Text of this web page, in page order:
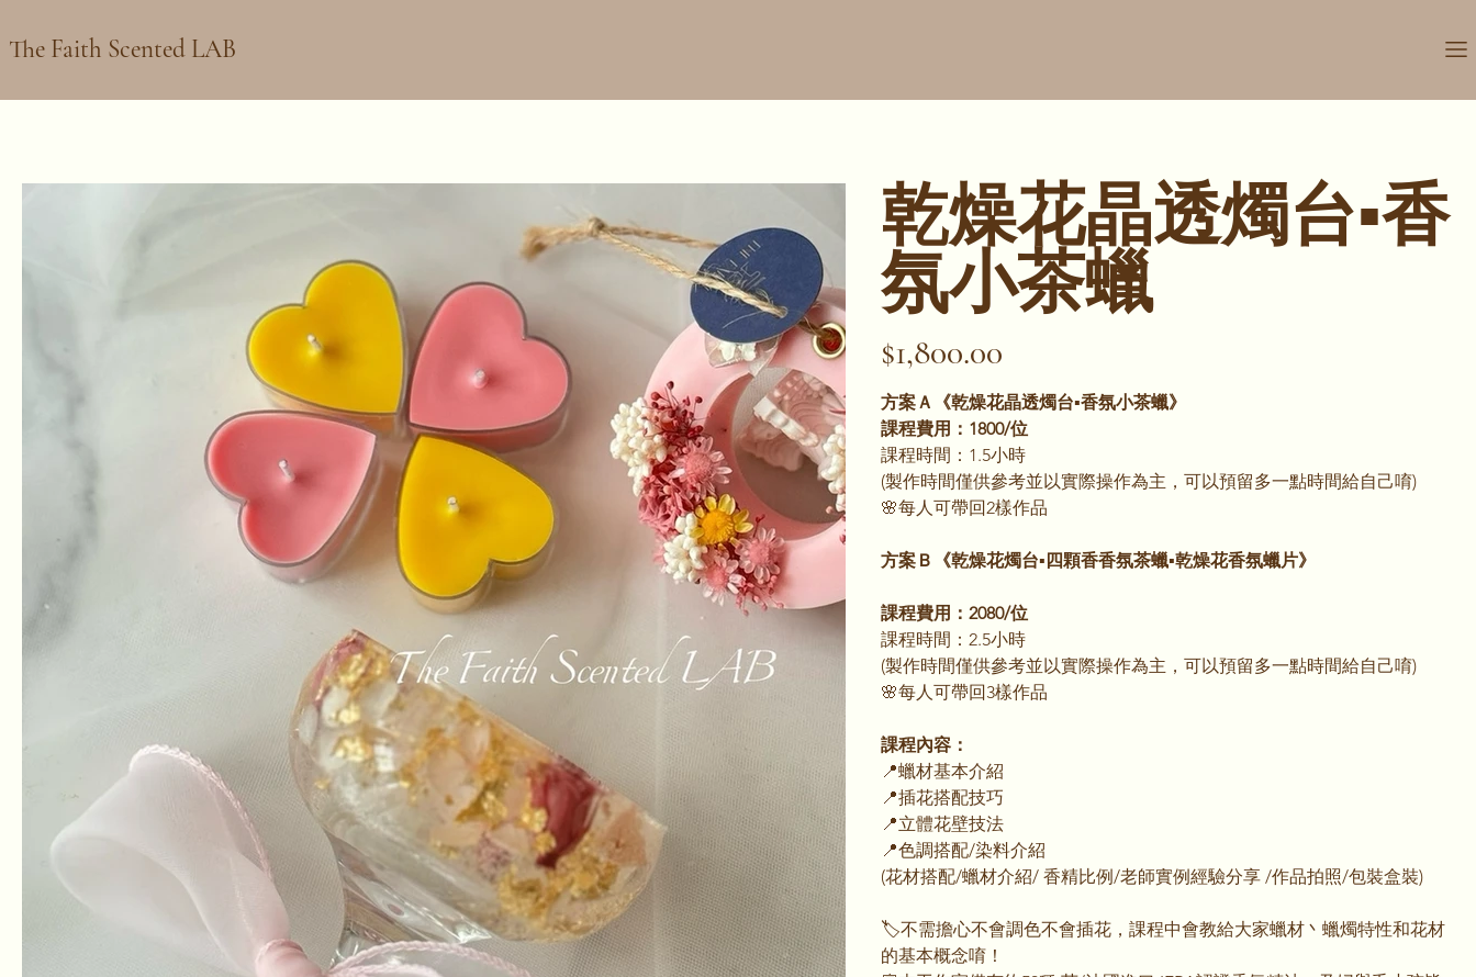
The Faith Scented LAB
乾燥花晶透燭台▪️香
氛小茶蠟
格
$1,800.00
方案Ａ《乾燥花晶透燭台▪️香氛小茶蠟》
課程費用：1800/位
課程時間：1.5小時
(製作時間僅供參考並以實際操作為主，可以預留多一點時間給自己唷)
🌸每人可帶回2樣作品
方案Ｂ《乾燥花燭台▪️四顆香香氛茶蠟▪️乾燥花香氛蠟片》
課程費用：2080/位
課程時間：2.5小時
(製作時間僅供參考並以實際操作為主，可以預留多一點時間給自己唷)
🌸每人可帶回3樣作品
課程內容：
📍蠟材基本介紹
📍插花搭配技巧
📍立體花壁技法
📍色調搭配/染料介紹
(花材搭配/蠟材介紹/ 香精比例/老師實例經驗分享 /作品拍照/包裝盒裝)
🏷️不需擔心不會調色不會插花，課程中會教給大家蠟材丶蠟燭特性和花材
的基本概念唷！